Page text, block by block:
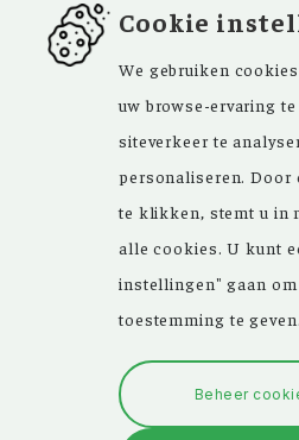
ANBI
Vraag en antwoord
NIEUWSBRIEF
FACEBOOK
Kom ‘Ons Voorgeslacht’
oprichting in 1946 zijn
artikelen in ons
15.000 bestanden in
Cookie
We gebruiken
uw browse-ervaring
siteverkeer te
personaliseren. Door
te klikken, stemt u in
alle cookies. U kunt
instellingen" gaan
toestemming te geven.
Beheer